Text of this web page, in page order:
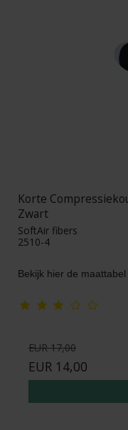
Korte
Zwart
SoftAir fibers
2510-4
Bekijk hier de maattabel
EUR 17,00
EUR 14,00